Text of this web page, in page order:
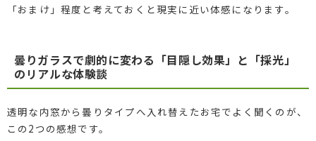
「おまけ」程度と考えておくと現実に近い体感になります。
曇りガラスで劇的に変わる「目隠し効果」と「採光」
のリアルな体験談
透明な内窓から曇りタイプへ入れ替えたお宅でよく聞くのが、
この2つの感想です。